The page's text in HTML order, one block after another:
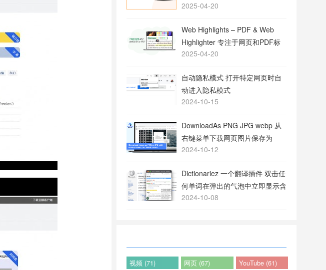
句翻译
2025-04-20
Web Highlights – PDF & Web
Highlighter 专注于网页和PDF标
注的工具
2025-04-20
自动隐私模式 打开特定网页时自
动进入隐私模式
2024-10-15
DownloadAs PNG JPG webp 从
右键菜单下载网页图片保存为
PNG或JPG格式
2024-10-12
Dictionariez 一个翻译插件 双击任
何单词在弹出的气泡中立即显示含
义
2024-10-08
视频 (71) 网页 (67)
YouTube (61)